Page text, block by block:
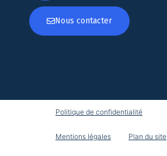
Nous contacter
Politique de confidentialité
Mentions légales Plan du site